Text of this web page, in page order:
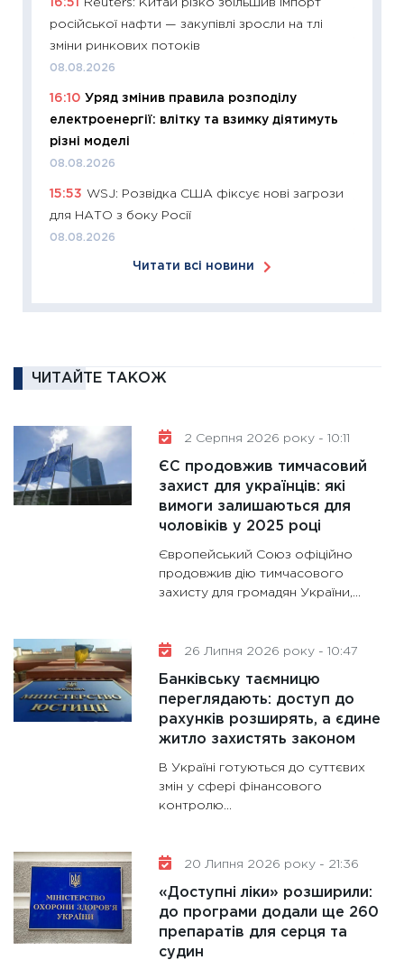
16:51
Reuters: Китай різко збільшив імпорт
російської нафти — закупівлі зросли на тлі
зміни ринкових потоків
08.08.2026
16:10 Уряд змінив правила розподілу
електроенергії: влітку та взимку діятимуть
різні моделі
08.08.2026
15:53 WSJ: Розвідка США фіксує нові загрози
для НАТО з боку Росії
08.08.2026
Читати всі новини
ЧИТАЙТЕ ТАКОЖ
2 Серпня 2026 року - 10:11
ЄС продовжив тимчасовий
захист для українців: які
вимоги залишаються для
чоловіків у 2025 році
Європейський Союз офіційно
продовжив дію тимчасового
захисту для громадян України,...
26 Липня 2026 року - 10:47
Банківську таємницю
переглядають: доступ до
рахунків розширять, а єдине
житло захистять законом
В Україні готуються до суттєвих
змін у сфері фінансового
контролю...
20 Липня 2026 року - 21:36
«Доступні ліки» розширили:
до програми додали ще 260
препаратів для серця та
судин